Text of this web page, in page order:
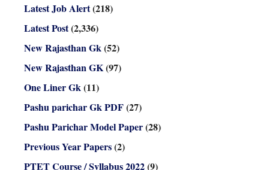
Latest Job Alert(218)
Latest Post(2,336)
New Rajasthan Gk(52)
New Rajasthan GK(97)
One Liner Gk(11)
Pashu parichar Gk PDF(27)
Pashu Parichar Model Paper(28)
Previous Year Papers(2)
PTET Course / Syllabus 2022(9)